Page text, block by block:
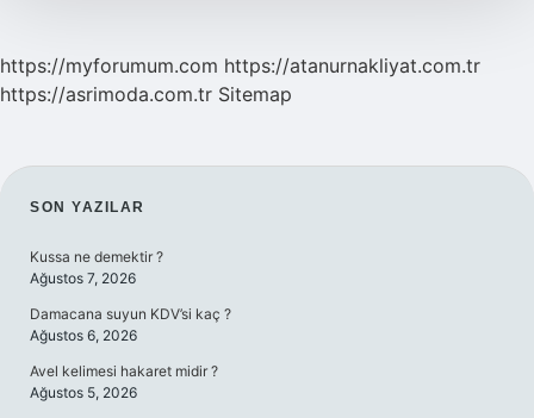
https://myforumum.com https://atanurnakliyat.com.tr
https://asrimoda.com.tr Sitemap
SIDEBAR
SON YAZILAR
Kussa ne demektir ?
Ağustos 7, 2026
Damacana suyun KDV’si kaç ?
Ağustos 6, 2026
Avel kelimesi hakaret midir ?
Ağustos 5, 2026